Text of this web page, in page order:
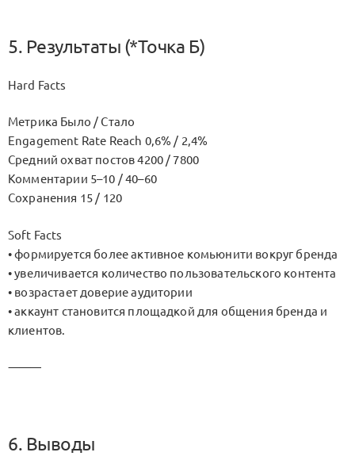
5. Результаты (*Точка Б)
Hard Facts
Метрика Было / Стало
Engagement Rate Reach 0,6% / 2,4%
Средний охват постов 4200 / 7800
Комментарии 5–10 / 40–60
Сохранения 15 / 120
Soft Facts
• формируется более активное комьюнити вокруг бренда
• увеличивается количество пользовательского контента
• возрастает доверие аудитории
• аккаунт становится площадкой для общения бренда и
клиентов.
⸻
6. Выводы